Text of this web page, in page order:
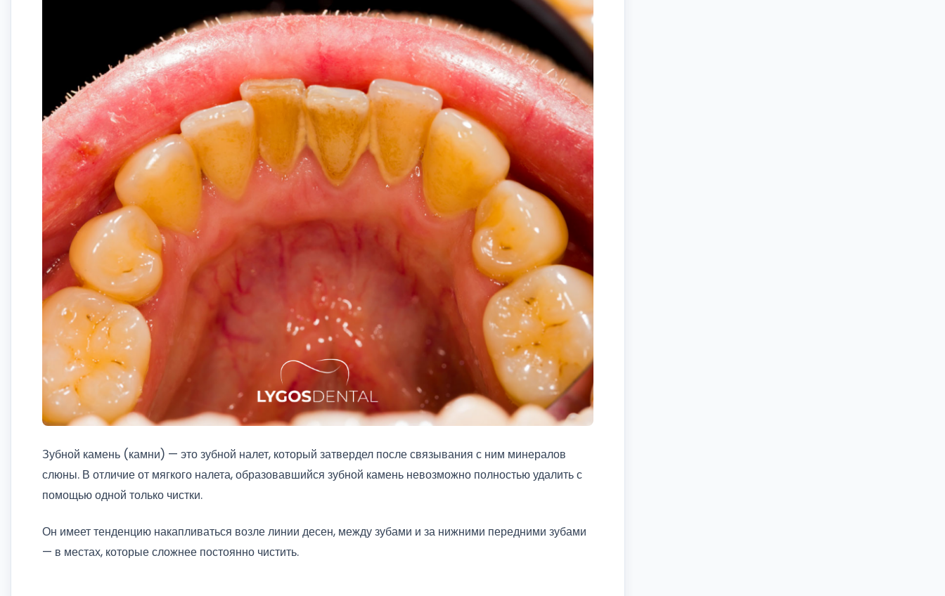
Зубной камень (камни) — это зубной налет, который затвердел после связывания с ним минералов
слюны. В отличие от мягкого налета, образовавшийся зубной камень невозможно полностью удалить с
помощью одной только чистки.
Он имеет тенденцию накапливаться возле линии десен, между зубами и за нижними передними зубами
— в местах, которые сложнее постоянно чистить.